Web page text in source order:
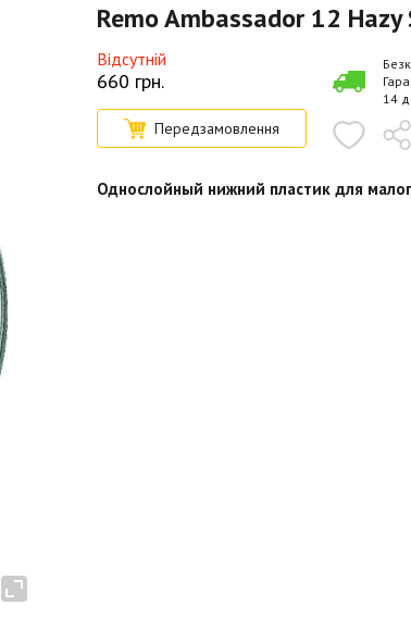
Remo Ambassador 12 Hazy
Відсутній
660 грн.
Передзамовлення
14
Однослойный нижний пластик для